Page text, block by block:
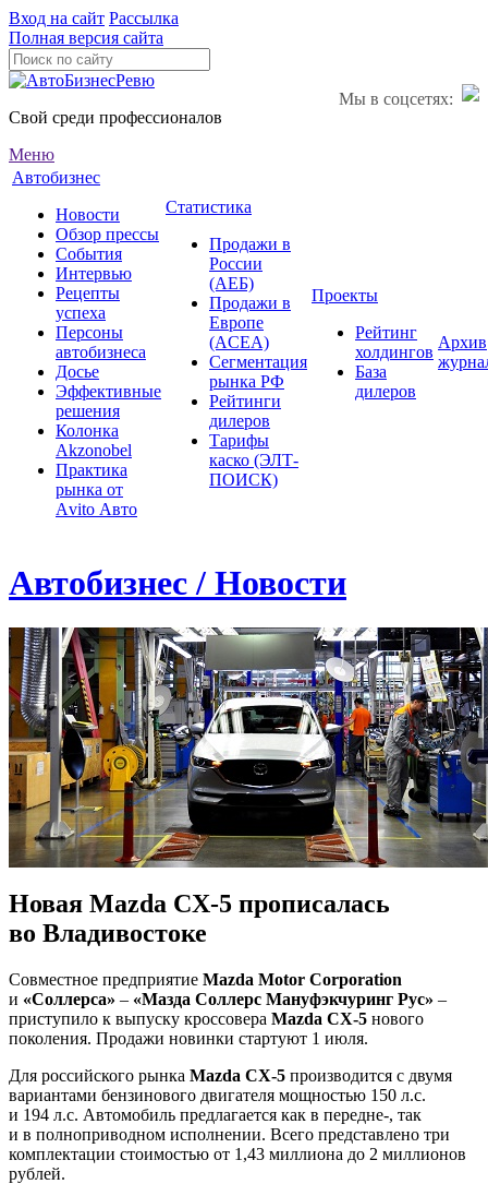
Вход на сайт Рассылка
Полная версия сайта
Мы в соцсетях:
Свой среди профессионалов
Меню
Автобизнес
Новости
Обзор прессы
События
Интервью
Рецепты
успеха
Персоны
автобизнеса
Досье
Эффективные
решения
Колонка
Akzonobel
Практика
рынка от
Аvito Авто
Статистика
Продажи в
России
(АЕБ)
Продажи в
Европе
(ACEA)
Сегментация
рынка РФ
Рейтинги
дилеров
Тарифы
каско (ЭЛТ-
ПОИСК)
Проекты
Рейтинг
холдингов
База
дилеров
Архив
Автобизнес / Новости
Новая Mazda CX-5 прописалась
во Владивостоке
Совместное предприятие Mazda Motor Corporation
и «Соллерса» – «Мазда Соллерс Мануфэкчуринг Рус» –
приступило к выпуску кроссовера Mazda СХ-5 нового
поколения. Продажи новинки стартуют 1 июля.
Для российского рынка Mazda CX-5 производится с двумя
вариантами бензинового двигателя мощностью 150 л.с.
и 194 л.с. Автомобиль предлагается как в передне-, так
и в полноприводном исполнении. Всего представлено три
комплектации стоимостью от 1,43 миллиона до 2 миллионов
рублей.